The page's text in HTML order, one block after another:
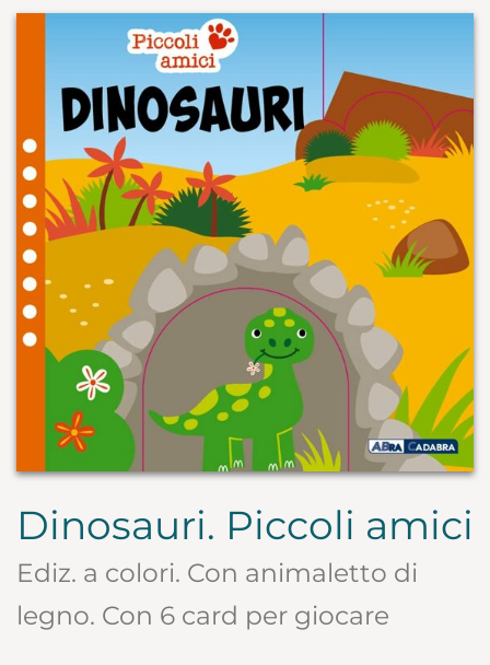
Dinosauri. Piccoli amici
Ediz. a colori. Con animaletto di
legno. Con 6 card per giocare